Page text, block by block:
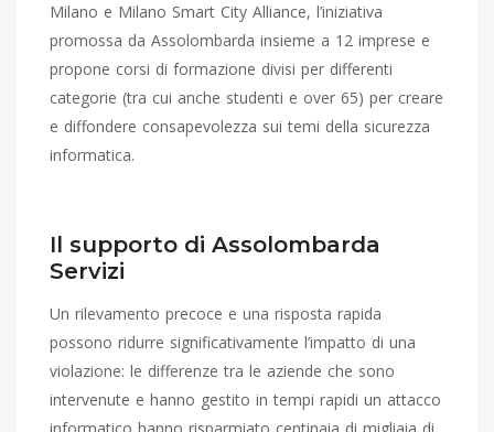
Milano e Milano Smart City Alliance, l’iniziativa
promossa da Assolombarda insieme a 12 imprese e
propone corsi di formazione divisi per differenti
categorie (tra cui anche studenti e over 65) per creare
e diffondere consapevolezza sui temi della sicurezza
informatica.
Il supporto di Assolombarda
Servizi
Un rilevamento precoce e una risposta rapida
possono ridurre significativamente l’impatto di una
violazione: le differenze tra le aziende che sono
intervenute e hanno gestito in tempi rapidi un attacco